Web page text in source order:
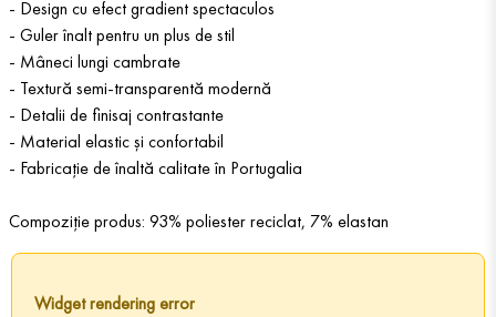
- Design cu efect gradient spectaculos
- Guler înalt pentru un plus de stil
- Mâneci lungi cambrate
- Textură semi-transparentă modernă
- Detalii de finisaj contrastante
- Material elastic și confortabil
- Fabricație de înaltă calitate în Portugalia
Compoziție produs: 93% poliester reciclat, 7% elastan
Widget rendering error